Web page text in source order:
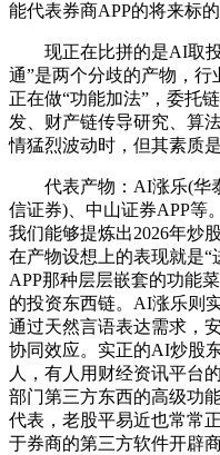
能代表券商APP的将来标的
现正在比拼的是AI取投
通”是两个分歧的产物，
正在做“功能加法”，委托
发、财产链传导研究、算
情猛烈波动时，但其素质
代表产物：AI涨乐(华泰
信证券)、中山证券APP等
我们能够提炼出2026年炒
在产物设想上的表现就是
APP那种层层嵌套的功能
的投资东西链。AI涨乐则
通过天然言语表达需求，
协同效应。实正的AI炒股
人，有人用财经资讯平台
部门第三方东西的高级功
代表，老股平易近也常常
于券商的第三方软件开辟